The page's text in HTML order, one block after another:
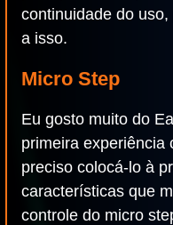
continuidade do
a isso.
Micro Step
Eu gosto muito do
primeira experiência
preciso colocá-lo à
características que
controle do micro